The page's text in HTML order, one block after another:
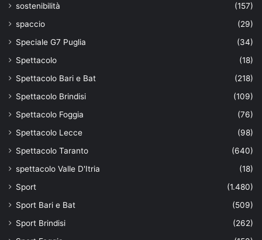
sostenibilità
(157)
spaccio
(29)
Speciale G7 Puglia
(34)
Spettacolo
(18)
Spettacolo Bari e Bat
(218)
Spettacolo Brindisi
(109)
Spettacolo Foggia
(76)
Spettacolo Lecce
(98)
Spettacolo Taranto
(640)
spettacolo Valle D'Itria
(18)
Sport
(1.480)
Sport Bari e Bat
(509)
Sport Brindisi
(262)